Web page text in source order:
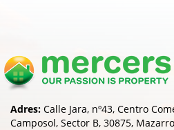
Adres: Calle Jara, nº43, Centro
Camposol, Sector B, 30875,